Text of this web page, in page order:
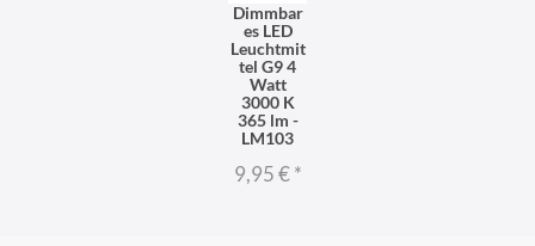
Dimmbar
es LED
Leuchtmit
tel G9 4
Watt
3000 K
365 lm -
LM103
9,95 €*